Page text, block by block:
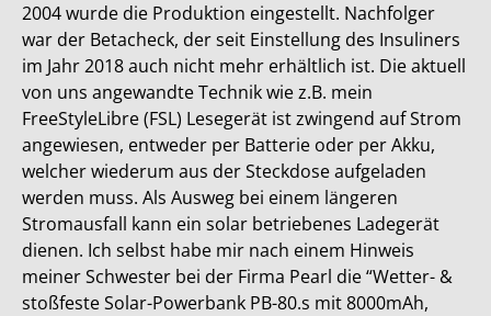
2004 wurde die Produktion eingestellt. Nachfolger
war der Betacheck, der seit Einstellung des Insuliners
im Jahr 2018 auch nicht mehr erhältlich ist. Die aktuell
von uns angewandte Technik wie z.B. mein
FreeStyleLibre (FSL) Lesegerät ist zwingend auf Strom
angewiesen, entweder per Batterie oder per Akku,
welcher wiederum aus der Steckdose aufgeladen
werden muss. Als Ausweg bei einem längeren
Stromausfall kann ein solar betriebenes Ladegerät
dienen. Ich selbst habe mir nach einem Hinweis
meiner Schwester bei der Firma Pearl die “Wetter- &
stoßfeste Solar-Powerbank PB-80.s mit 8000mAh,